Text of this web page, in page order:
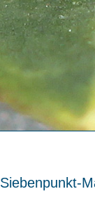
Siebenpunkt-